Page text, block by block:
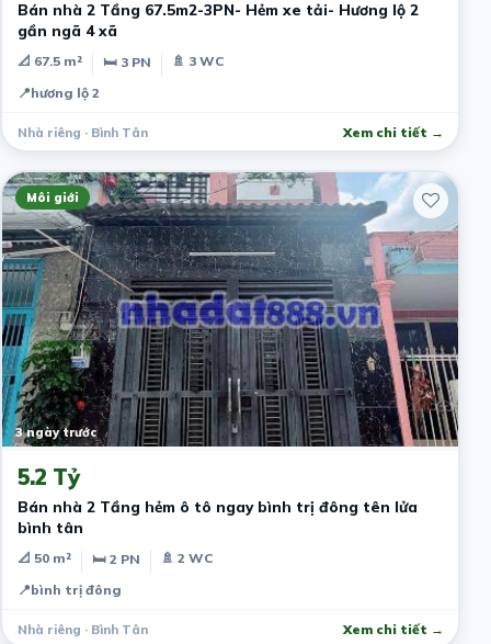
Bán nhà 2 Tầng 67.5m2-3PN- Hẻm xe tải- Hương lộ 2
gần ngã 4 xã
📐 67.5 m² 🛏 3 PN
🚿 3 WC
📍hương lộ 2
Nhà riêng · Bình Tân Xem chi tiết →
Môi giới
3 ngày trước
5.2 Tỷ
Bán nhà 2 Tầng hẻm ô tô ngay bình trị đông tên lửa
bình tân
📐 50 m² 🛏 2 PN
🚿 2 WC
📍bình trị đông
Nhà riêng · Bình Tân Xem chi tiết →